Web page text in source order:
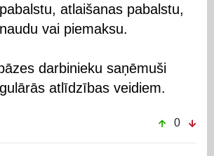
atlaišanas pabalstu,
vai piemaksu.
darbinieku saņēmuši
atlīdzības veidiem.
0